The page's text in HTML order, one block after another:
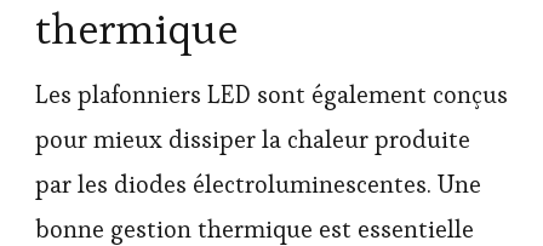
thermique
Les plafonniers LED sont également conçus
pour mieux dissiper la chaleur produite
par les diodes électroluminescentes. Une
bonne gestion thermique est essentielle